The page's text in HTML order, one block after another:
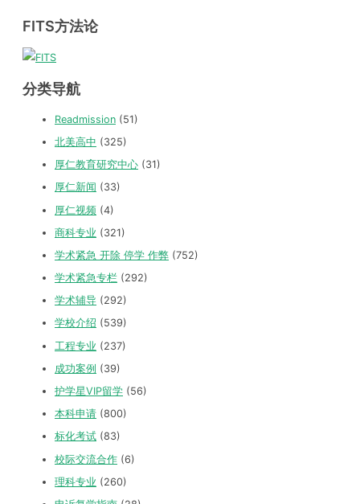
FITS方法论
分类导航
Readmission (51)
北美高中 (325)
厚仁教育研究中心 (31)
厚仁新闻 (33)
厚仁视频 (4)
商科专业 (321)
学术紧急 开除 停学 作弊 (752)
学术紧急专栏 (292)
学术辅导 (292)
学校介绍 (539)
工程专业 (237)
成功案例 (39)
护学星VIP留学 (56)
本科申请 (800)
标化考试 (83)
校际交流合作 (6)
理科专业 (260)